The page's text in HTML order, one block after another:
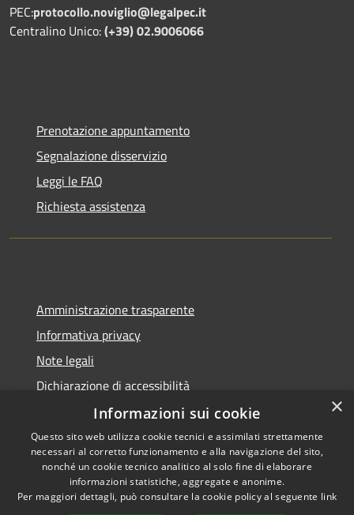
PEC:protocollo.noviglio@legalpec.it
Centralino Unico:(+39) 02.9006066
Prenotazione appuntamento
Segnalazione disservizio
Leggi le FAQ
Richiesta assistenza
Amministrazione trasparente
Informativa privacy
Note legali
Dichiarazione di accessibilità
Accessibilità
Privacy
Copyright © 2026 • Comune di
Noviglio • Powered by
Municipium•Accesso
×
Informazioni sui cookie
Questo sito web utilizza cookie tecnici e assimilati strettamente
necessari al corretto funzionamento e alla navigazione del sito,
nonché un cookie tecnico analitico al solo fine di elaborare
informazioni statistiche, aggregate e anonime.
Per maggiori dettagli, può consultare la cookie policy al seguente link